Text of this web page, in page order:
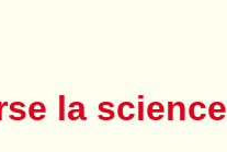
la science